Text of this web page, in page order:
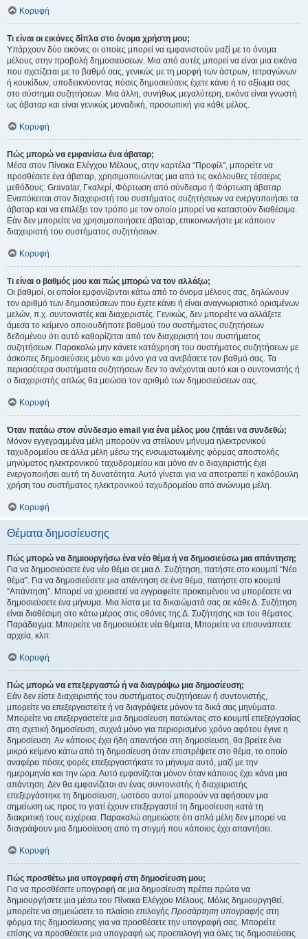
Κορυφή
Τι είναι οι εικόνες δίπλα στο όνομα χρήστη μου;
Υπάρχουν δύο εικόνες οι οποίες μπορεί να εμφανιστούν μαζί με το όνομα
μέλους στην προβολή δημοσιεύσεων. Μια από αυτές μπορεί να είναι μια εικόνα
που σχετίζεται με το βαθμό σας, γενικώς με τη μορφή των άστρων, τετραγώνων
ή κουκίδων, υποδεικνύοντας πόσες δημοσιεύσεις έχετε κάνει ή το αξίωμα σας
στο σύστημα συζητήσεων. Μια άλλη, συνήθως μεγαλύτερη, εικόνα είναι γνωστή
ως άβαταρ και είναι γενικώς μοναδική, προσωπική για κάθε μέλος.
Κορυφή
Πώς μπορώ να εμφανίσω ένα άβαταρ;
Μέσα στον Πίνακα Ελέγχου Μέλους, στην καρτέλα “Προφίλ”, μπορείτε να
προσθέσετε ένα άβαταρ, χρησιμοποιώντας μια από τις ακόλουθες τέσσερις
μεθόδους: Gravatar, Γκαλερί, Φόρτωση από σύνδεσμο ή Φόρτωση άβαταρ.
Εναπόκειται στον διαχειριστή του συστήματος συζητήσεων να ενεργοποιήσει τα
άβαταρ και να επιλέξει τον τρόπο με τον οποίο μπορεί να καταστούν διαθέσιμα.
Εάν δεν μπορείτε να χρησιμοποιήσετε άβαταρ, επικοινωνήστε με κάποιον
διαχειριστή του συστήματος συζητήσεων.
Κορυφή
Τι είναι ο βαθμός μου και πώς μπορώ να τον αλλάξω;
Οι βαθμοί, οι οποίοι εμφανίζονται κάτω από το όνομα μέλους σας, δηλώνουν
τον αριθμό των δημοσιεύσεων που έχετε κάνει ή είναι αναγνωριστικό ορισμένων
μελών, π.χ. συντονιστές και διαχειριστές. Γενικώς, δεν μπορείτε να αλλάξετε
άμεσα το κείμενο οποιουδήποτε βαθμού του συστήματος συζητήσεων
δεδομένου ότι αυτό καθορίζεται από τον διαχειριστή του συστήματος
συζητήσεων. Παρακαλώ μην κάνετε κατάχρηση του συστήματος συζητήσεων με
άσκοπες δημοσιεύσεις μόνο και μόνο για να ανεβάσετε τον βαθμό σας. Τα
περισσότερα συστήματα συζητήσεων δεν το ανέχονται αυτό και ο συντονιστής ή
ο διαχειριστής απλώς θα μειώσει τον αριθμό των δημοσιεύσεων σας.
Κορυφή
Όταν πατάω στον σύνδεσμο email για ένα μέλος μου ζητάει να συνδεθώ;
Μόνον εγγεγραμμένα μέλη μπορούν να στείλουν μήνυμα ηλεκτρονικού
ταχυδρομείου σε άλλα μέλη μέσω της ενσωματωμένης φόρμας αποστολής
μηνύματος ηλεκτρονικού ταχυδρομείου και μόνο αν ο διαχειριστής έχει
ενεργοποιήσει αυτή τη δυνατότητα. Αυτό γίνεται για να αποτραπεί η κακόβουλη
χρήση του συστήματος ηλεκτρονικού ταχυδρομείου από ανώνυμα μέλη.
Κορυφή
Θέματα δημοσίευσης
Πώς μπορώ να δημιουργήσω ένα νέο θέμα ή να δημοσιεύσω μια απάντηση;
Για να δημοσιεύσετε ένα νέο θέμα σε μια Δ. Συζήτηση, πατήστε στο κουμπί “Νέο
θέμα”. Για να δημοσιεύσετε μια απάντηση σε ένα θέμα, πατήστε στο κουμπί
“Απάντηση”. Μπορεί να χρειαστεί να εγγραφείτε προκειμένου να μπορέσετε να
δημοσιεύσετε ένα μήνυμα. Μια λίστα με τα δικαιώματά σας σε κάθε Δ. Συζήτηση
είναι διαθέσιμη στο κάτω μέρος στις οθόνες της Δ. Συζήτησης και του θέματος.
Παράδειγμα: Μπορείτε να δημοσιεύετε νέα θέματα, Μπορείτε να επισυνάπτετε
αρχεία, κλπ.
Κορυφή
Πώς μπορώ να επεξεργαστώ ή να διαγράψω μια δημοσίευση;
Εάν δεν είστε διαχειριστής του συστήματος συζητήσεων ή συντονιστής,
μπορείτε να επεξεργαστείτε ή να διαγράψετε μόνον τα δικά σας μηνύματα.
Μπορείτε να επεξεργαστείτε μια δημοσίευση πατώντας στο κουμπί επεξεργασίας
στη σχετική δημοσίευση, συχνά μόνο για περιορισμένο χρόνο αφότου έγινε η
δημοσίευση. Αν κάποιος έχει ήδη απαντήσει στη δημοσίευση, θα βρείτε ένα
μικρό κείμενο κάτω από τη δημοσίευση όταν επιστρέψετε στο θέμα, το οποίο
αναφέρει πόσες φορές επεξεργαστήκατε το μήνυμα αυτό, μαζί με την
ημερομηνία και την ώρα. Αυτό εμφανίζεται μόνον όταν κάποιος έχει κάνει μια
απάντηση. Δεν θα εμφανίζεται αν ένας συντονιστής ή διαχειριστής
επεξεργάστηκε τη δημοσίευση, ωστόσο αυτοί μπορούν να αφήσουν μια
σημείωση ως προς το γιατί έχουν επεξεργαστεί τη δημοσίευση κατά τη
διακριτική τους ευχέρεια. Παρακαλώ σημειώστε ότι απλά μέλη δεν μπορεί να
διαγράψουν μια δημοσίευση από τη στιγμή που κάποιος έχει απαντήσει.
Κορυφή
Πώς προσθέτω μια υπογραφή στη δημοσίευση μου;
Για να προσθέσετε υπογραφή σε μια δημοσίευση πρέπει πρώτα να
δημιουργήσετε μια μέσω του Πίνακα Ελέγχου Μέλους. Μόλις δημιουργηθεί,
μπορείτε να σημειώσετε το πλαίσιο επιλογής Προσάρτηση υπογραφής στη
φόρμα της δημοσίευσης για να προσθέσετε την υπογραφή σας. Μπορείτε
επίσης να προσθέσετε μια υπογραφή ως προεπιλογή για όλες τις δημοσιεύσεις